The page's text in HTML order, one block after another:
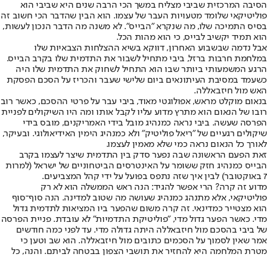
הסיבה המרכזית שביבי מצליח במשך הכי הרבה שנים היא שביבי הוא
פוליטיקאי שלומד מטעויות העבר של עצמו. הוא הבין שהדבר הכי חשוב זה
בסיס התמיכה שלו, מה שנקרא "הבייס". לא משנה מה הדבר הנכון לעשות,
הוא תמיד יקשיב לבייס, כי הוא מהות הכל.
אבל נדמה שבשבוע האחרון, דווקא בשיא ההצלחות הצבאיות שלו
במלחמת חרבות ברזל, ביבי מתחיל לשבור את התדמית שלו בקרב הבייס.
הרגע המשמעותי ביותר שבו הוא התחיל לשחוק את התדמית שלו היה
כשעמד במסיבת העיתונאים ביום שלישי שעבר והכריז על הסכם הפסקת
האש מול חיזבאללה.
בנאום מוקלט מראש, אפולוגטי מאוד, ביבי עבר על פרטי ההסכם, כאשר רוב
רובו של הנאום הוא מתרץ מדוע עליו לקבל אותו ומה היו השיקולים לפניית
הפרסה שעשה. ביבי נראה כמנהיג מובל בידי האמריקנים, מובס בידי
שיקולים רגעיים של "ריאל פוליטיק" ולא כמנהיג הימין האידיאולוגי. ובעיקר,
לאורך כל הנאום נראה כמי שלא מאמין לעצמו.
זאת הפעם הראשונה שבה נפער סדק בין התדמית שיצר לעצמו בקרב
הבייס כמנהיג חזק ששומר על האינטרסים הביטחוניים של ישראל (למרות
7 באוקטובר) לבין איך שזה נתפס בפועל על ידי קהל המצביעים.
מדוע זה קרה? הרי אפשר להגיד: הנה ראש הממשלה הוא לא רק
פוליטיקאי, אלא מתנהג כמנהיג שעושה מה שטוב למדינה. הנה סוף־סוף
הוא מצטייר כמדינאי. זה קרה משום שהפער ביו המציאות לתדמית גדול
מדי. כאשר הפער גדול מדי, "פוליטיקת התדמיות" לא עובדת. פניית הפרסה
של ביבי בהסכם מול חיזבאללה היתה גדולה מדי. עד לפני כמה חודשים
אמר שאין לסמוך על הסכמים כתובים מול חיזבאללה. הוא שב וטען כי
מטרת המלחמה היא להחזיר את תושבי הצפון בבטחה לביתם. והנה, כל